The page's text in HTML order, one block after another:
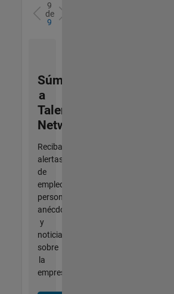
9
de
9
Súmese
a
Talent
Network
Reciba
alertas
de
empleo
personalizadas,
anécdotas
y
noticias
sobre
la
empresa.